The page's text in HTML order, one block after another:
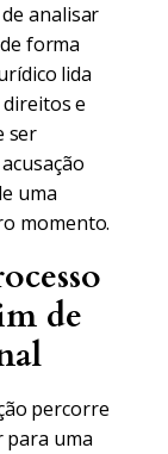
analisar
forma
lida
direitos e
ser
uma
momento.
de
percorre
para uma